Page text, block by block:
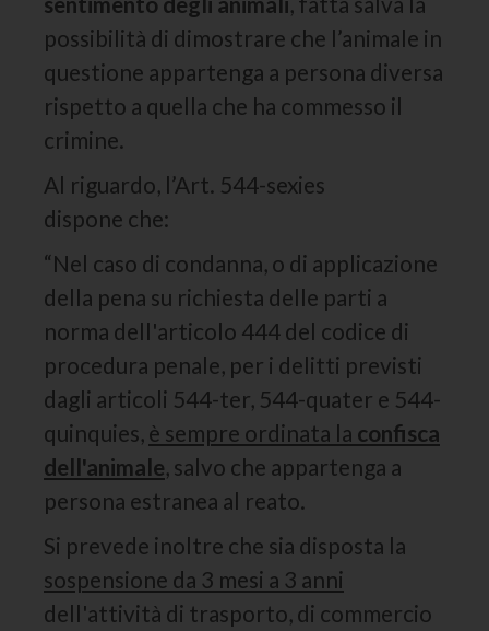
possibilità di dimostrare che l’animale in
questione appartenga a persona diversa
rispetto a quella che ha commesso il
crimine.
Al riguardo, l’Art. 544-sexies
dispone che:
“Nel caso di condanna, o di applicazione
della pena su richiesta delle parti a
norma dell'articolo 444 del codice di
procedura penale, per i delitti previsti
dagli articoli 544-ter, 544-quater e 544-
quinquies, è sempre ordinata la confisca
dell'animale, salvo che appartenga a
persona estranea al reato.
Si prevede inoltre che sia disposta la
sospensione da 3 mesi a 3 anni
dell'attività di trasporto, di commercio